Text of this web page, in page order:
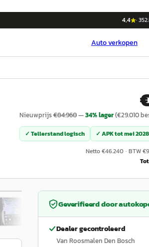
4,4 ·
Autoverkopen
Nieuwprijs€84.960—34% lager(€29.010
✓ Tellerstand logisch ✓ APK totmei 2028
Netto €46.240 · BTW €
/43
Geverifieerd door
Dealer gecontroleerd
Van Roosmalen Den Bosch